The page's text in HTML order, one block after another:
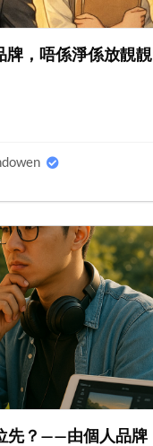
牌，唔係淨係放靚靚
先？——由個人品牌